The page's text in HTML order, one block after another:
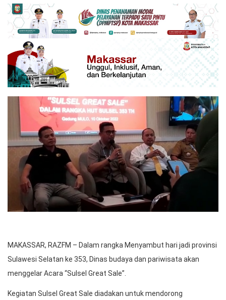
MAKASSAR, RAZFM – Dalam rangka Menyambut hari jadi provinsi
Sulawesi Selatan ke 353, Dinas budaya dan pariwisata akan
menggelar Acara “Sulsel Great Sale”.
Kegiatan Sulsel Great Sale diadakan untuk mendorong